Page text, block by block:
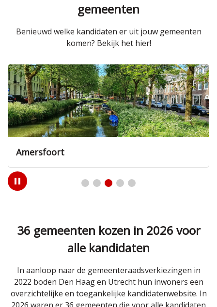
gemeenten
Benieuwd welke kandidaten er uit jouw gemeenten
komen? Bekijk het hier!
Amersfoort
Play
/
36 gemeenten kozen in 2026 voor
alle kandidaten
In aanloop naar de gemeenteraadsverkiezingen in
2022 boden Den Haag en Utrecht hun inwoners een
overzichtelijke en toegankelijke kandidatenwebsite. In